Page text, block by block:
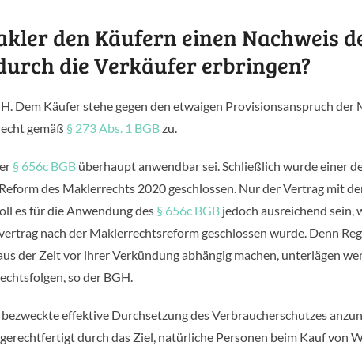
den Käufern einen Nachweis
die Verkäufer erbringen?
Dem Käufer stehe gegen den etwaigen Provisionsanspruch der
gemäß § 273 Abs. 1 BGBzu.
§ 656c BGB überhaupt anwendbar sei. Schließlich wurde einer
des Maklerrechts 2020 geschlossen. Nur der Vertrag mit
es für die Anwendung des § 656c BGB jedoch ausreichend sein,
nach der Maklerrechtsreform geschlossen wurde. Denn
der Zeit vor ihrer Verkündung abhängig machen, unterlägen
so der BGH.
effektive Durchsetzung des Verbraucherschutzes
durch das Ziel, natürliche Personen beim Kauf von